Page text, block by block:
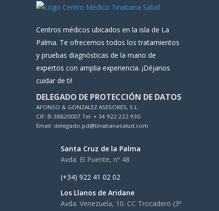
Centros médicos ubicados en la isla de La
Palma. Te ofrecemos todos los tratamientos
y pruebas diagnósticas de la mano de
expertos con amplia experiencia. ¡Déjanos
cuidar de ti!
DELEGADO DE PROTECCIÓN DE DATOS
AFONSO & GONZALEZ ASESORES, S.L.
CIF: B-38820007 Tel. + 34 922 222 930
Email: delegado.pd@tinabanasalud.com
Santa Cruz de la Palma
Avda. El Puente, nº 48
(+34) 922 41 02 02
Los Llanos de Aridane
Avda. Venezuela, 10. CC Trocadero (3ª